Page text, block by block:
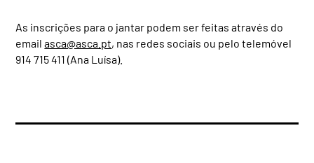
As inscrições para o jantar podem ser feitas através do
emailasca@asca.pt, nas redes sociais ou pelo telemóvel
914 715 411 (Ana Luísa).